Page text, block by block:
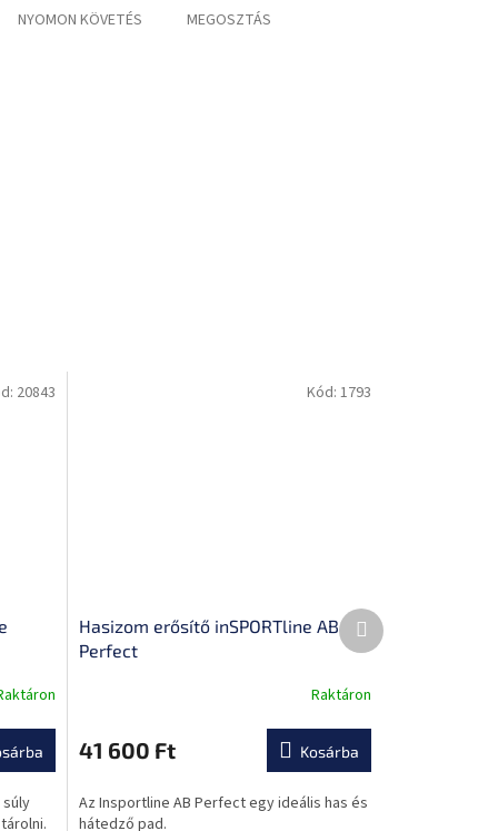
NYOMON KÖVETÉS MEGOSZTÁS
20843
Hasizom erősítő inSPORTline AB
Perfect
átlagos
értékelése
ből
0,0
Raktáron
41 600 Ft Kosárba
Az Insportline AB Perfect egy ideális has és
hátedző pad.
Kód: 1793
Következő
termék